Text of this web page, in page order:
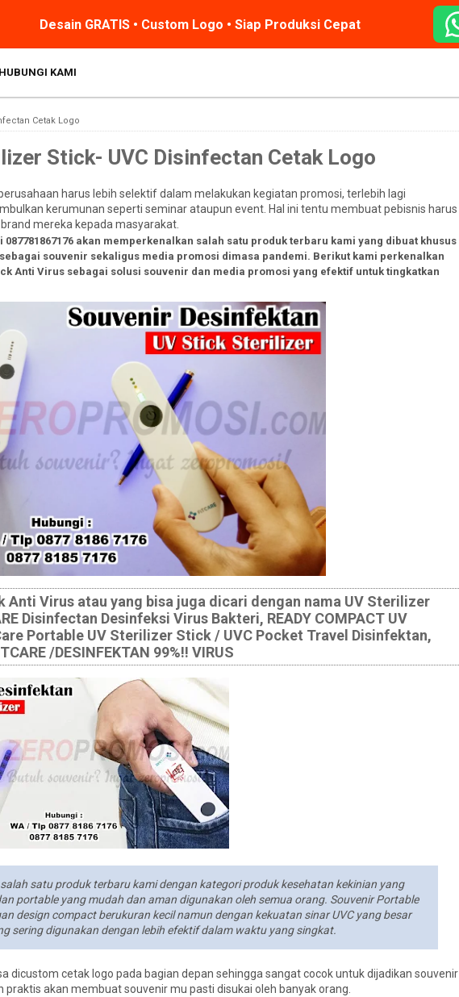
Desain GRATIS • Custom Logo • Siap Produksi Cepat
HUBUNGI KAMI
Cetak Logo
Stick- UVC Disinfectan Cetak Logo
harus lebih selektif dalam melakukan kegiatan promosi, terlebih lagi
kerumunan seperti seminar ataupun event. Hal ini tentu membuat pebisnis harus
mereka kepada masyarakat.
akan memperkenalkan salah satu produk terbaru kami yang dibuat khusus
souvenir sekaligus media promosi dimasa pandemi. Berikut kami perkenalkan
Anti Virus sebagai solusi souvenir dan media promosi yang efektif untuk tingkatkan
Virus atau yang bisa juga dicari dengan nama UV Sterilizer
Disinfectan Desinfeksi Virus Bakteri, READY COMPACT UV
Portable UV Sterilizer Stick / UVC Pocket Travel Disinfektan,
/DESINFEKTAN 99%!! VIRUS
satu produk terbaru kami dengan kategori produk kesehatan kekinian yang
portable yang mudah dan aman digunakan oleh semua orang. Souvenir Portable
design compact berukuran kecil namun dengan kekuatan sinar UVC yang besar
sering digunakan dengan lebih efektif dalam waktu yang singkat.
dicustom cetak logo pada bagian depan sehingga sangat cocok untuk dijadikan souvenir
akan membuat souvenir mu pasti disukai oleh banyak orang.